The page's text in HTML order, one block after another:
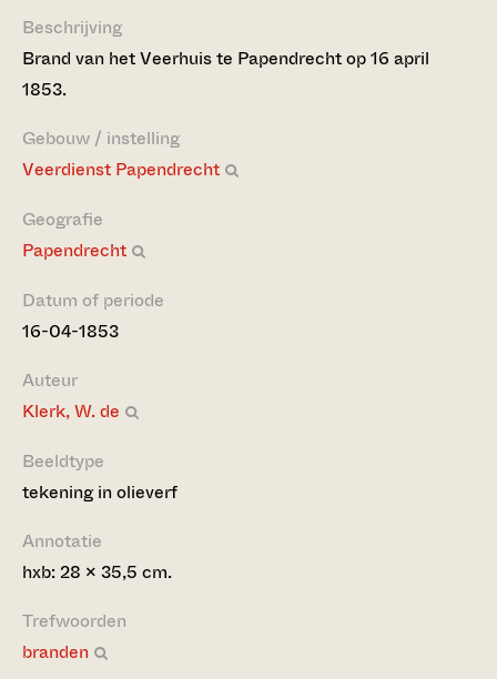
Beschrijving
Brand van het Veerhuis te Papendrecht op 16 april
1853.
Gebouw / instelling
Veerdienst Papendrecht
Geografie
Papendrecht
Datum of periode
16-04-1853
Auteur
Klerk, W. de
Beeldtype
tekening in olieverf
Annotatie
hxb: 28 x 35,5 cm.
Trefwoorden
branden